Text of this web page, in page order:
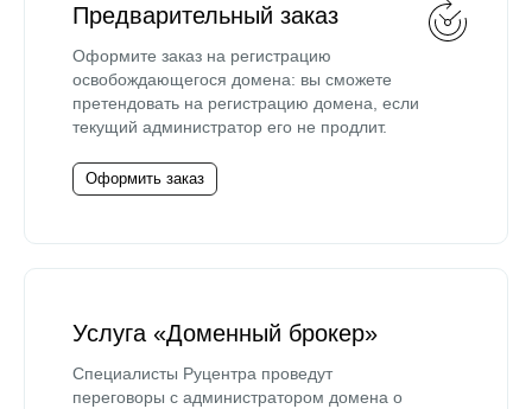
Предварительный заказ
Оформите заказ на регистрацию
освобождающегося домена: вы сможете
претендовать на регистрацию домена, если
текущий администратор его не продлит.
Оформить заказ
Услуга «Доменный брокер»
Специалисты Руцентра проведут
переговоры с администратором домена о